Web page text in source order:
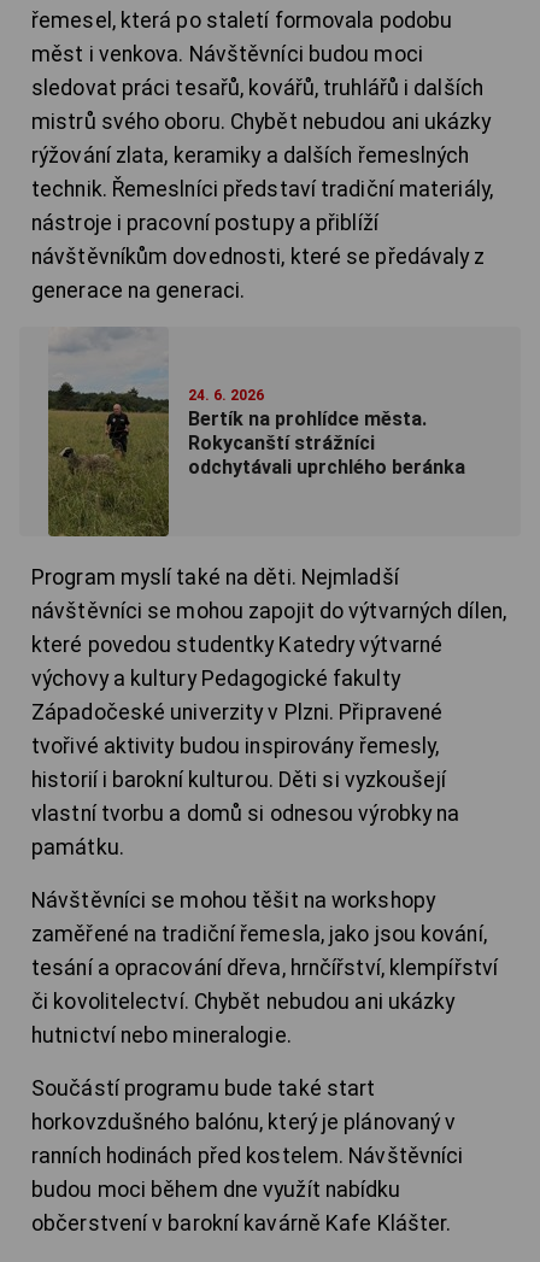
řemesel, která po staletí formovala podobu
měst i venkova. Návštěvníci budou moci
sledovat práci tesařů, kovářů, truhlářů i dalších
mistrů svého oboru. Chybět nebudou ani ukázky
rýžování zlata, keramiky a dalších řemeslných
technik. Řemeslníci představí tradiční materiály,
nástroje i pracovní postupy a přiblíží
návštěvníkům dovednosti, které se předávaly z
generace na generaci.
24. 6. 2026
Bertík na prohlídce města.
Rokycanští strážníci
odchytávali uprchlého beránka
Program myslí také na děti. Nejmladší
návštěvníci se mohou zapojit do výtvarných dílen,
které povedou studentky Katedry výtvarné
výchovy a kultury Pedagogické fakulty
Západočeské univerzity v Plzni. Připravené
tvořivé aktivity budou inspirovány řemesly,
historií i barokní kulturou. Děti si vyzkoušejí
vlastní tvorbu a domů si odnesou výrobky na
památku.
Návštěvníci se mohou těšit na workshopy
zaměřené na tradiční řemesla, jako jsou kování,
tesání a opracování dřeva, hrnčířství, klempířství
či kovolitelectví. Chybět nebudou ani ukázky
hutnictví nebo mineralogie.
Součástí programu bude také start
horkovzdušného balónu, který je plánovaný v
ranních hodinách před kostelem. Návštěvníci
budou moci během dne využít nabídku
občerstvení v barokní kavárně Kafe Klášter.